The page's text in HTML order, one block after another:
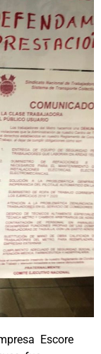
Escore